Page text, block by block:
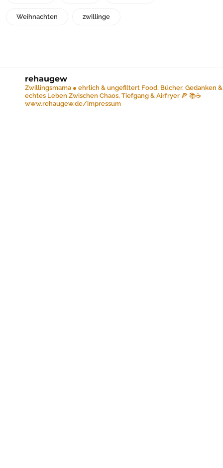
Weihnachten zwillinge
rehaugew
Zwillingsmama ● ehrlich & ungefiltert Food, Bücher, Gedanken &
echtes Leben Zwischen Chaos, Tiefgang & Airfryer 🍕 📚☕️
www.rehaugew.de/impressum